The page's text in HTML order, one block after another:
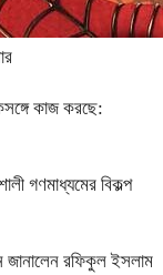
কাজ করছে:
গণমাধ্যমের বিকল্প
জানালেন রফিকুল ইসলাম